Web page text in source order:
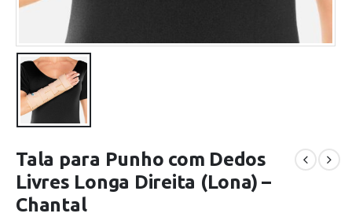
Tala para Punho com Dedos
Livres Longa Direita (Lona) –
Chantal